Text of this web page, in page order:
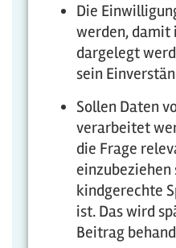
Die
werden,
dargelegt
sein
Sollen Daten
verarbeitet
die Frage
einzubeziehen
kindgerechte
ist. Das wird
Beitrag